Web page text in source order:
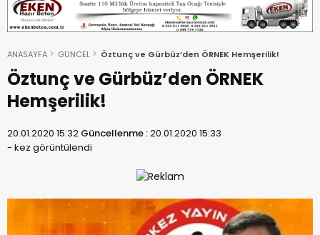
ANASAYFA GÜNCEL Öztunç ve Gürbüz’den ÖRNEK Hemşerilik!
Öztunç ve Gürbüz’den ÖRNEK
Hemşerilik!
20.01.2020 15:32 Güncellenme :20.01.2020 15:33
- kez görüntülendi